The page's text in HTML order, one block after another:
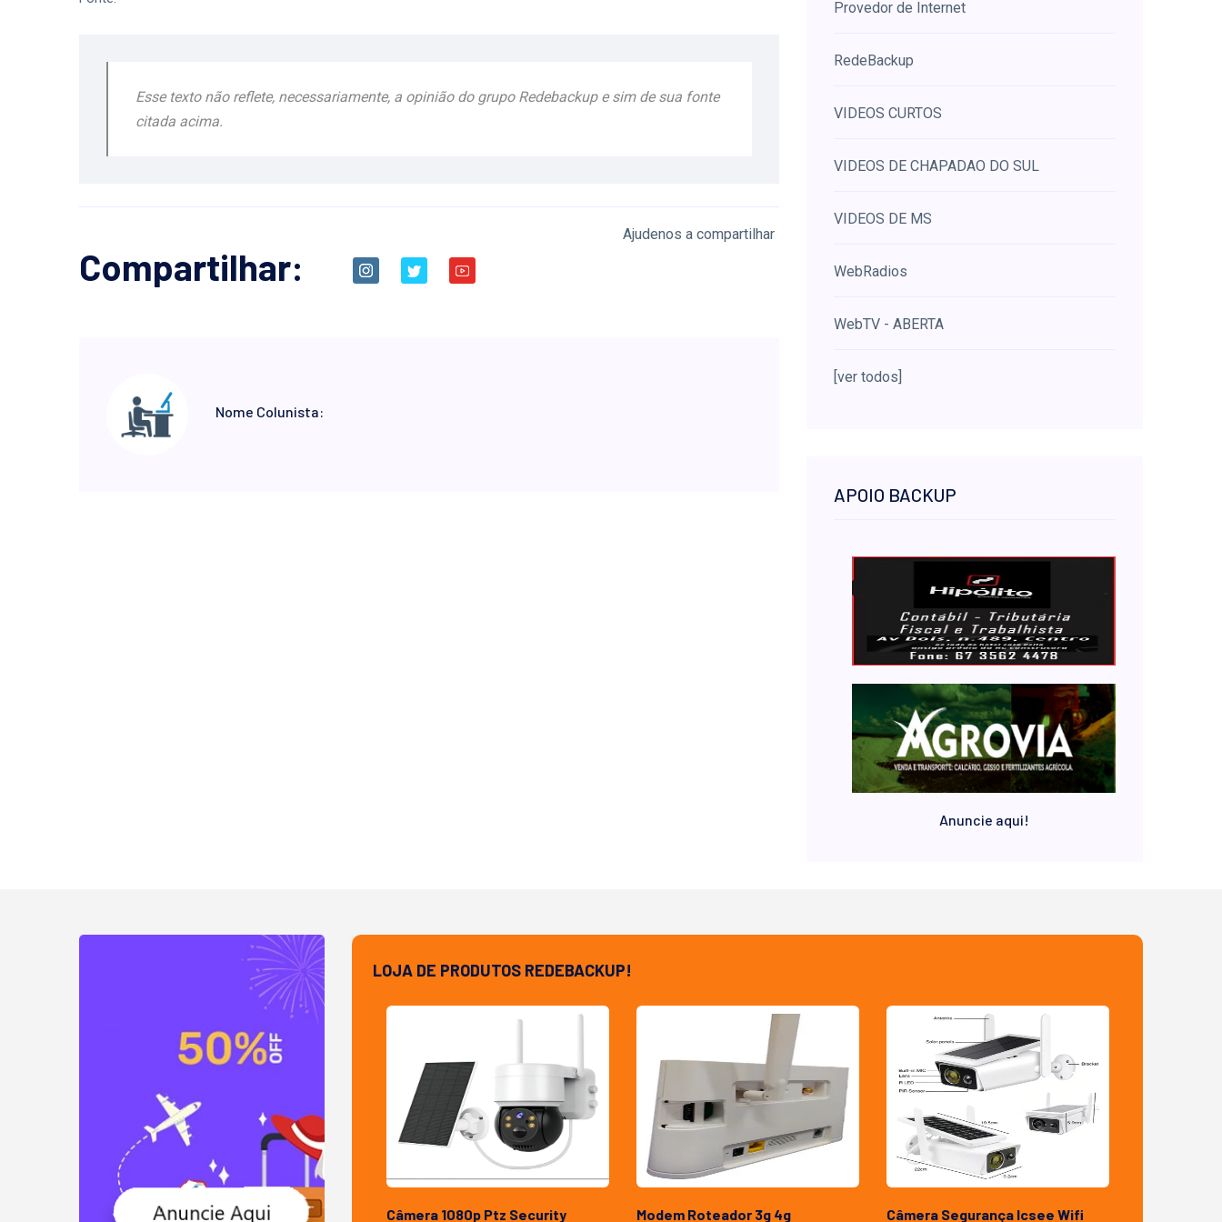
Esse texto não reflete, necessariamente, a opinião do grupo Redebackup e sim de sua fonte
citada acima.
Compartilhar:
Ajudenos a compartilhar
Nome Colunista:
Provedor de Internet
RedeBackup
VIDEOS CURTOS
VIDEOS DE CHAPADAO DO SUL
VIDEOS DE MS
WebRadios
WebTV - ABERTA
[ver todos]
APOIO BACKUP
Anuncie aqui!
LOJA DE PRODUTOS REDEBACKUP!
Câmera 1080p Ptz Security Modem Roteador 3g 4g Câmera Segurança Icsee Wifi